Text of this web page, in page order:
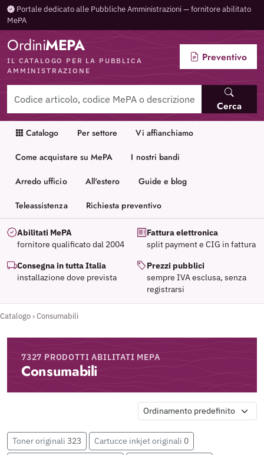
Portale dedicato alle Pubbliche Amministrazioni — fornitore abilitato
MePA
OrdiniMEPA
IL CATALOGO PER LA PUBBLICA
AMMINISTRAZIONE
Cerca
Preventivo
Catalogo Per settore Vi affianchiamo
Come acquistare su MePA I nostri bandi
Arredo ufficio All'estero Guide e blog
Teleassistenza Richiesta preventivo
Abilitati MePA
fornitore qualificato dal 2004
Fattura elettronica
split payment e CIG in fattura
Consegna in tutta Italia
installazione dove prevista
Prezzi pubblici
sempre IVA esclusa, senza
registrarsi
Catalogo›Consumabili
7327 PRODOTTI ABILITATI MEPA
Consumabili
Toner originali 323 Cartucce inkjet originali 0